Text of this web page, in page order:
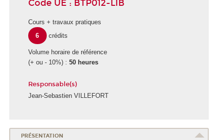
Code UE : BTP012-LIB
Cours + travaux pratiques
6
crédits
Volume horaire de référence
(+ ou - 10%) : 50 heures
Responsable(s)
Jean-Sebastien VILLEFORT
PRÉSENTATION